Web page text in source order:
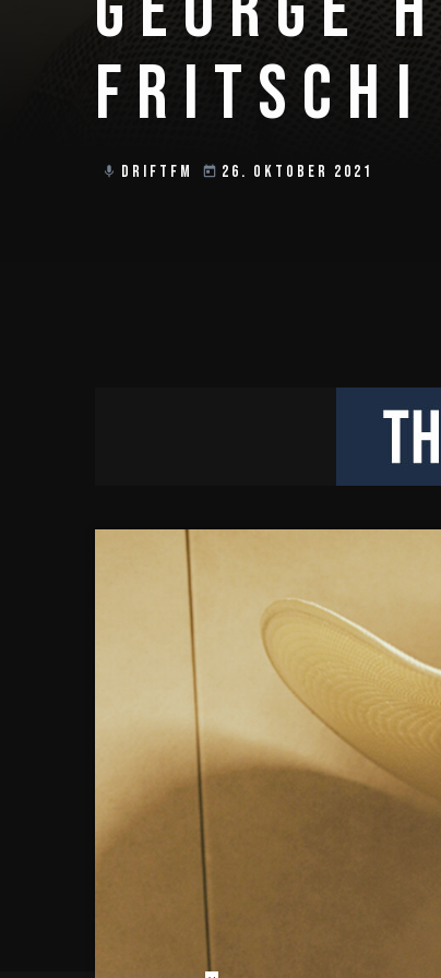
FRITSCHI
mic DRIFTFM today 26. OKTOBER 2021